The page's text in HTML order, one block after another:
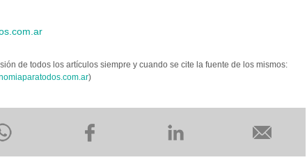
de todos los artículos siempre y cuando se cite la fuente de los mismos:
)